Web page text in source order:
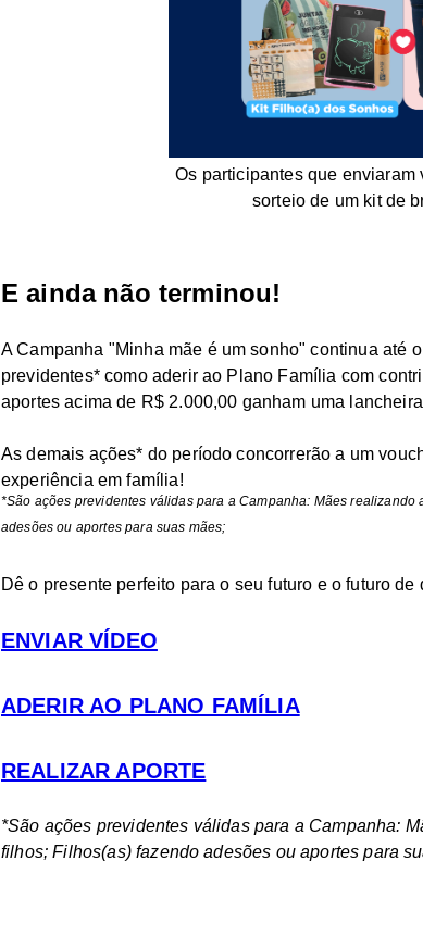
Os participantes que
sorteio de um kit de
E ainda não terminou!
A Campanha "Minha mãe é um sonho" continua até
previdentes* como aderir ao Plano Família com
aportes acima de R$ 2.000,00 ganham uma
As demais ações* do período concorrerão a um
experiência em família!
*São ações previdentes válidas para a Campanha: Mães
adesões ou aportes para suas mães;
Dê o presente perfeito para o seu futuro e o futuro de
ENVIAR VÍDEO
ADERIR AO PLANO FAMÍLIA
REALIZAR APORTE
*São ações previdentes válidas para a Campanha:
filhos; Filhos(as) fazendo adesões ou aportes para